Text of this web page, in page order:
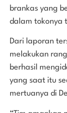
brankas yang
dalam tokonya
Dari laporan
melakukan
berhasil
yang saat itu
mertuanya di